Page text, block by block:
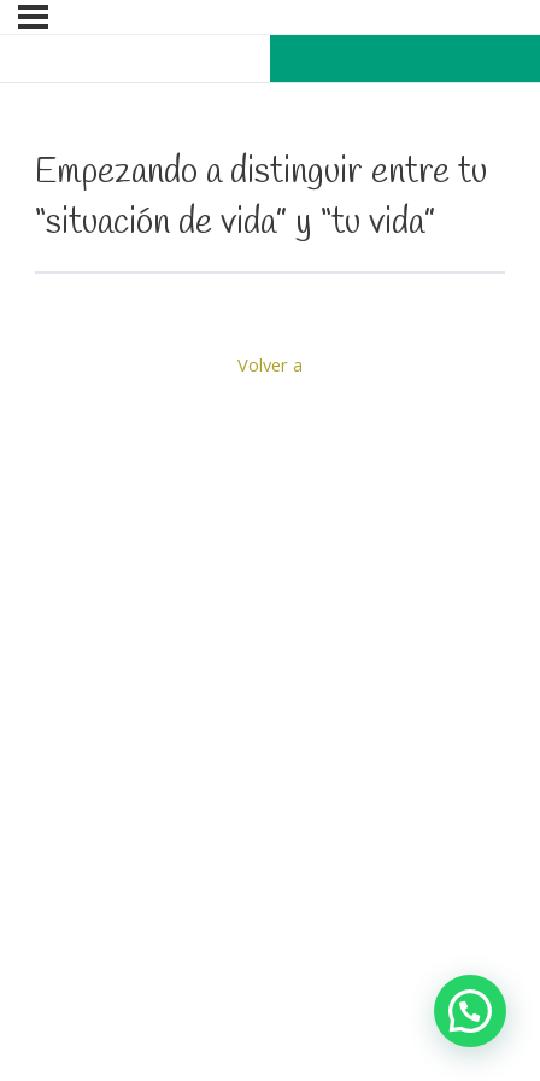
Empezando a distinguir entre tu
“situación de vida” y “tu vida”
Volver a